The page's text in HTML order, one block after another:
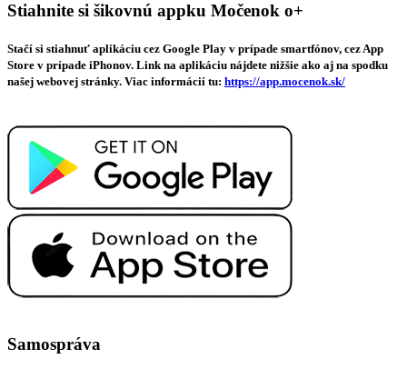
Stiahnite si šikovnú appku Močenok o+
Stačí si stiahnuť aplikáciu cez Google Play v prípade smartfónov, cez App
Store v prípade iPhonov. Link na aplikáciu nájdete nižšie ako aj na spodku
našej webovej stránky. Viac informácií tu: https://app.mocenok.sk/
Samospráva